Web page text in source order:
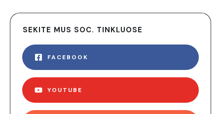
SEKITE MUS SOC. TINKLUOSE
FACEBOOK
YOUTUBE